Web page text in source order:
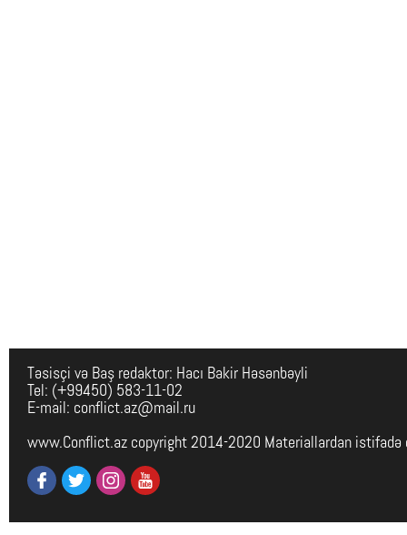
Təsisçi və Baş redaktor: Hacı Bakir Həsənbəyli
Tel: (+99450) 583-11-02
E-mail: conflict.az@mail.ru
www.Conflict.az copyright 2014-2020 Materiallardan istifadə